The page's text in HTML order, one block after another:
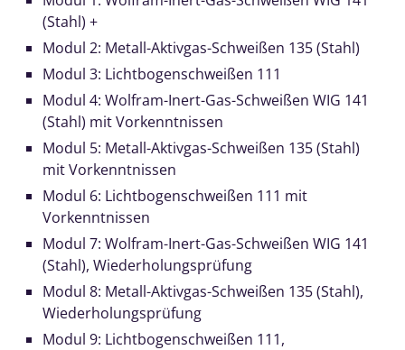
(Stahl) +
Modul 2: Metall-Aktivgas-Schweißen 135 (Stahl)
Modul 3: Lichtbogenschweißen 111
Modul 4: Wolfram-Inert-Gas-Schweißen WIG 141
(Stahl) mit Vorkenntnissen
Modul 5: Metall-Aktivgas-Schweißen 135 (Stahl)
mit Vorkenntnissen
Modul 6: Lichtbogenschweißen 111 mit
Vorkenntnissen
Modul 7: Wolfram-Inert-Gas-Schweißen WIG 141
(Stahl), Wiederholungsprüfung
Modul 8: Metall-Aktivgas-Schweißen 135 (Stahl),
Wiederholungsprüfung
Modul 9: Lichtbogenschweißen 111,